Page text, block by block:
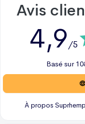
Avis
4,9 /5
Basé sur
À propos Suprhemp